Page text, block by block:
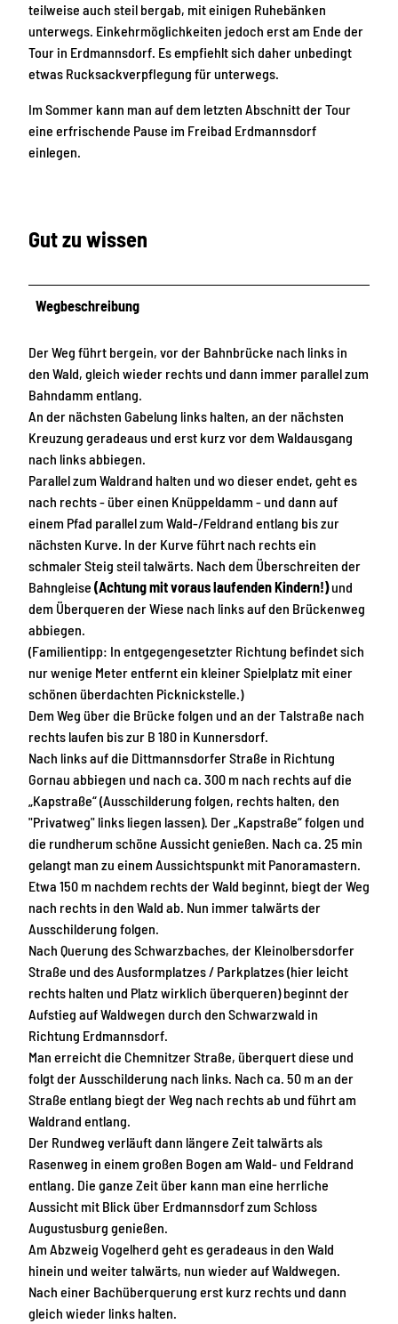
teilweise auch steil bergab, mit einigen Ruhebänken
unterwegs. Einkehrmöglichkeiten jedoch erst am Ende der
Tour in Erdmannsdorf. Es empfiehlt sich daher unbedingt
etwas Rucksackverpflegung für unterwegs.
Im Sommer kann man auf dem letzten Abschnitt der Tour
eine erfrischende Pause im Freibad Erdmannsdorf
einlegen.
Gut zu wissen
Wegbeschreibung
Der Weg führt bergein, vor der Bahnbrücke nach links in
den Wald, gleich wieder rechts und dann immer parallel zum
Bahndamm entlang.
An der nächsten Gabelung links halten, an der nächsten
Kreuzung geradeaus und erst kurz vor dem Waldausgang
nach links abbiegen.
Parallel zum Waldrand halten und wo dieser endet, geht es
nach rechts - über einen Knüppeldamm - und dann auf
einem Pfad parallel zum Wald-/Feldrand entlang bis zur
nächsten Kurve. In der Kurve führt nach rechts ein
schmaler Steig steil talwärts. Nach dem Überschreiten der
Bahngleise (Achtung mit voraus laufenden Kindern!)und
dem Überqueren der Wiese nach links auf den Brückenweg
abbiegen.
(Familientipp: In entgegengesetzter Richtung befindet sich
nur wenige Meter entfernt ein kleiner Spielplatz mit einer
schönen überdachten Picknickstelle.)
Dem Weg über die Brücke folgen und an der Talstraße nach
rechts laufen bis zur B 180 in Kunnersdorf.
Nach links auf die Dittmannsdorfer Straße in Richtung
Gornau abbiegen und nach ca. 300 m nach rechts auf die
„Kapstraße“ (Ausschilderung folgen, rechts halten, den
"Privatweg" links liegen lassen). Der „Kapstraße“ folgen und
die rundherum schöne Aussicht genießen. Nach ca. 25 min
gelangt man zu einem Aussichtspunkt mit Panoramastern.
Etwa 150 m nachdem rechts der Wald beginnt, biegt der Weg
nach rechts in den Wald ab. Nun immer talwärts der
Ausschilderung folgen.
Nach Querung des Schwarzbaches, der Kleinolbersdorfer
Straße und des Ausformplatzes / Parkplatzes (hier leicht
rechts halten und Platz wirklich überqueren) beginnt der
Aufstieg auf Waldwegen durch den Schwarzwald in
Richtung Erdmannsdorf.
Man erreicht die Chemnitzer Straße, überquert diese und
folgt der Ausschilderung nach links. Nach ca. 50 m an der
Straße entlang biegt der Weg nach rechts ab und führt am
Waldrand entlang.
Der Rundweg verläuft dann längere Zeit talwärts als
Rasenweg in einem großen Bogen am Wald- und Feldrand
entlang. Die ganze Zeit über kann man eine herrliche
Aussicht mit Blick über Erdmannsdorf zum Schloss
Augustusburg genießen.
Am Abzweig Vogelherd geht es geradeaus in den Wald
hinein und weiter talwärts, nun wieder auf Waldwegen.
Nach einer Bachüberquerung erst kurz rechts und dann
gleich wieder links halten.